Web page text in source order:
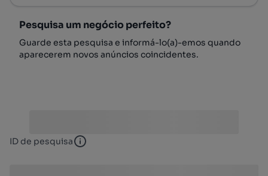
Pesquisa um negócio perfeito?
Guarde esta pesquisa e informá-lo(a)-emos quando
aparecerem novos anúncios coincidentes.
ID de pesquisa ID de pesquisa